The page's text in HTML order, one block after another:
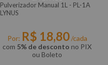
Pulverizador Manual 1L - PL-1A
LYNUS
Por: R$ 18,80/cada
com 5% de desconto no PIX
ou Boleto